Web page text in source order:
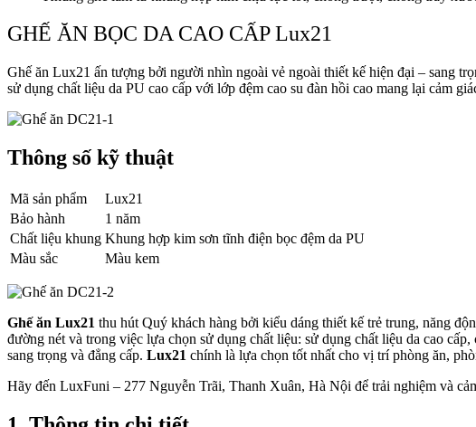
GHẾ ĂN BỌC DA CAO CẤP Lux21
Ghế ăn Lux21 ấn tượng bởi người nhìn ngoài vẻ ngoài thiết kế hiện đại – sang
sử dụng chất liệu da PU cao cấp với lớp đệm cao su đàn hồi cao mang lại cảm
Thông số kỹ thuật
Mã sản phẩm
Lux21
Bảo hành
1 năm
Chất liệu khung Khung hợp kim sơn tĩnh điện bọc đệm da PU
Màu sắc
Màu kem
Ghế ăn Lux21 thu hút Quý khách hàng bởi kiểu dáng thiết kế trẻ trung, năng
đường nét và trong việc lựa chọn sử dụng chất liệu: sử dụng chất liệu da cao
sang trọng và đẳng cấp. Lux21 chính là lựa chọn tốt nhất cho vị trí phòng ăn,
Hãy đến LuxFuni – 277 Nguyễn Trãi, Thanh Xuân, Hà Nội để trải nghiệm và